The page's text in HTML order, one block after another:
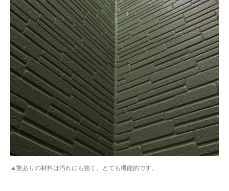
▲艶ありの材料は汚れにも強く、とても機能的です。